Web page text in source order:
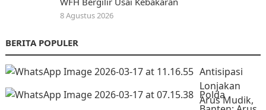
8 Agustus 2026
BERITA POPULER
Antisipasi
Lonjakan
Arus Mudik,
Polda